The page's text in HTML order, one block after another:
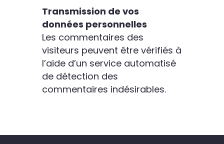
Transmission de vos
données personnelles
Les commentaires des
visiteurs peuvent être vérifiés à
l’aide d’un service automatisé
de détection des
commentaires indésirables.